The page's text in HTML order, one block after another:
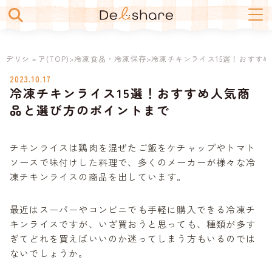
冷凍食品・冷凍保存
生鮮
飲み物
デリシェア >冷凍食品・冷凍保存>冷凍チキンライス15選！おすす
2023.10.17
冷凍チキンライス15選！おすすめ人気商
品と選び方のポイントまで
チキンライスは鶏肉を混ぜたご飯をケチャップやトマト
ソースで味付けした料理で、多くのメーカーが様々な冷
凍チキンライスの商品を出しています。
最近はスーパーやコンビニでも手軽に購入できる冷凍チ
キンライスですが、いざ買おうと思っても、種類が多す
ぎてどれを買えばいいのか迷ってしまう方もいるのでは
ないでしょうか。